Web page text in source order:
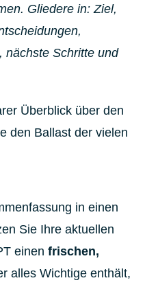
Gliedere in: Ziel,
nächste Schritte und
Überblick über den
den Ballast der vielen
in einen
Sie Ihre aktuellen
einenfrischen,
alles Wichtige enthält,